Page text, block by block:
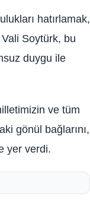
hatırlamak,
Soytürk, bu
duygu ile
ve tüm
gönül bağlarını,
yer verdi.